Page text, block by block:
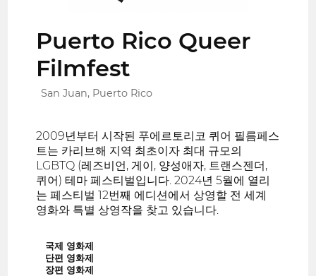
Puerto Rico Queer
Filmfest
San Juan, Puerto Rico
2009년부터 시작된 푸에르토리코 퀴어 필름페스
트는 카리브해 지역 최초이자 최대 규모의
LGBTQ (레즈비언, 게이, 양성애자, 트랜스젠더,
퀴어) 테마 페스티벌입니다. 2024년 5월에 열리
는 페스티벌 12번째 에디션에서 상영할 전 세계
영화와 특별 상영작을 찾고 있습니다.
국제 영화제
단편 영화제
장편 영화제